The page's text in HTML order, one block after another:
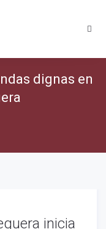
dignas en
inicia